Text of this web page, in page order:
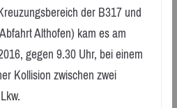
der B317 und
Althofen) kam es am
gegen 9.30 Uhr, bei einem
Kollision zwischen zwei